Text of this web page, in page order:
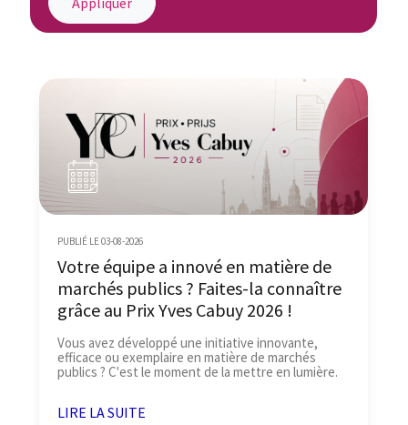
Votre équipe a innové en matière de
marchés publics ? Faites-la connaître
grâce au Prix Yves Cabuy 2026 !
PUBLIÉ LE 03-08-2026
Vous avez développé une initiative innovante,
efficace ou exemplaire en matière de marchés
publics ? C'est le moment de la mettre en lumière.
LIRE LA SUITE